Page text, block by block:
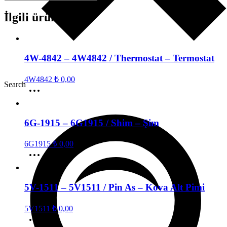
Search
İlgili ürünler
4W-4842 – 4W4842 / Thermostat – Termostat
4W4842 ₺ 0,00
6G-1915 – 6G1915 / Shim – Şim
6G1915₺ 0,00
5V-1511 – 5V1511 / Pin As – Kova Alt Pimi
5V1511 ₺0,00